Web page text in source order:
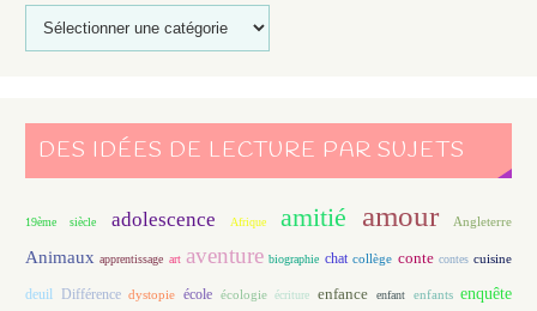
DES IDÉES DE LECTURE PAR SUJETS
19ème siècle adolescence Afrique amitié amour Angleterre
Animaux apprentissage art aventure biographie chat collège conte contes cuisine
deuil Différence dystopie école écologie écriture enfance enfant enfants enquête